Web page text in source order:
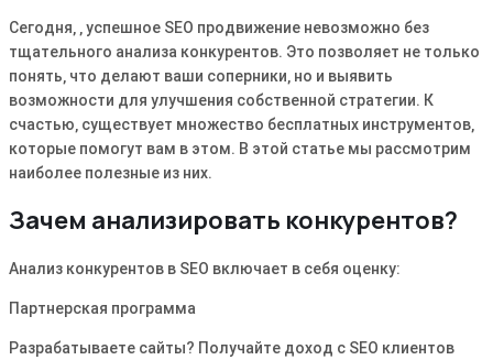
Сегодня‚ ‚ успешное SEO продвижение невозможно без
тщательного анализа конкурентов. Это позволяет не только
понять‚ что делают ваши соперники‚ но и выявить
возможности для улучшения собственной стратегии. К
счастью‚ существует множество бесплатных инструментов‚
которые помогут вам в этом. В этой статье мы рассмотрим
наиболее полезные из них.
Зачем анализировать конкурентов?
Анализ конкурентов в SEO включает в себя оценку:
Партнерская программа
Разрабатываете сайты? Получайте доход с SEO клиентов